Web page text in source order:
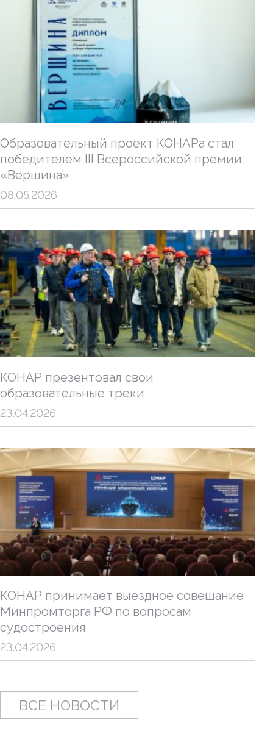
Образовательный проект КОНАРа стал
победителем III Всероссийской премии
«Вершина»
08.05.2026
КОНАР презентовал свои
образовательные треки
23.04.2026
КОНАР принимает выездное совещание
Минпромторга РФ по вопросам
судостроения
23.04.2026
ВСЕ НОВОСТИ